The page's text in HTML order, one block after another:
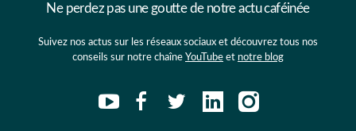
Ne perdez pas une goutte de notre actu caféinée
Suivez nos actus sur les réseaux sociaux et découvrez tous nos
conseils sur notre chaîne YouTube et notre blog